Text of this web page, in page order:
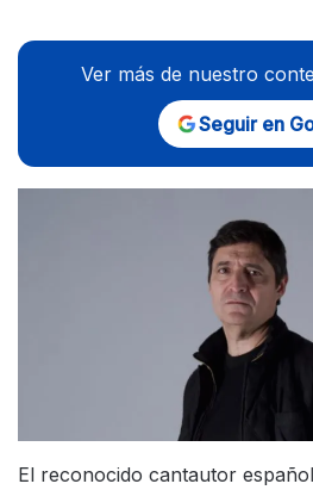
Ver más de nuestro
Seguir en
El reconocido cantautor español